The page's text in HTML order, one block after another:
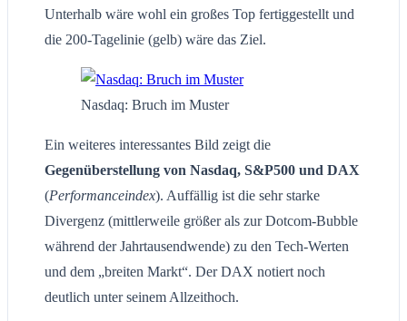
Unterhalb wäre wohl ein großes Top fertiggestellt und
die 200-Tagelinie (gelb) wäre das Ziel.
Nasdaq: Bruch im Muster
Ein weiteres interessantes Bild zeigt die
Gegenüberstellung von Nasdaq, S&P500 und DAX
(Performanceindex). Auffällig ist die sehr starke
Divergenz (mittlerweile größer als zur Dotcom-Bubble
während der Jahrtausendwende) zu den Tech-Werten
und dem „breiten Markt“. Der DAX notiert noch
deutlich unter seinem Allzeithoch.